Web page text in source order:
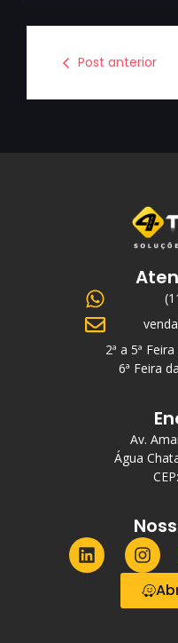
Post anterior
2ª a 5ª
6ª Feira
Av.
Água